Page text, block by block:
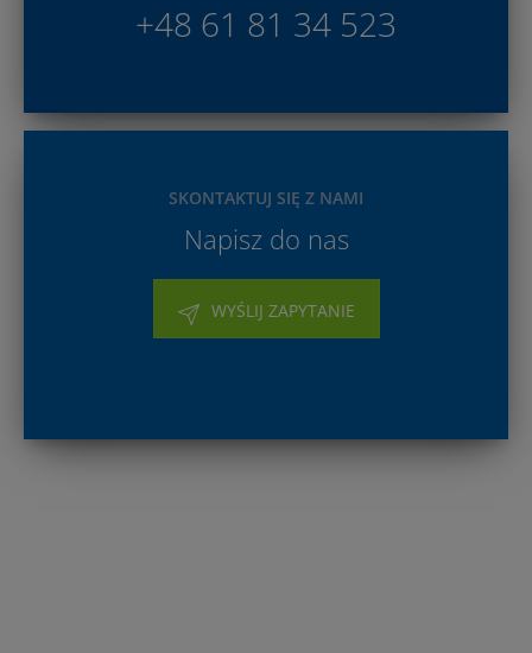
+48 61 81 34 523
SKONTAKTUJ SIĘ Z NAMI
Napisz do nas
WYŚLIJ ZAPYTANIE